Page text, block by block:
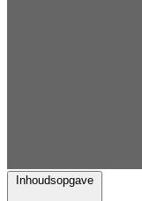
Inhoudsopgave